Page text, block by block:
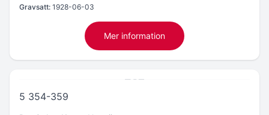
Gravsatt: 1928-06-03
Mer information
5 354-359